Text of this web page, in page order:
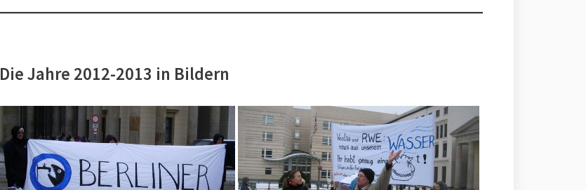
Die Jahre 2012-2013 in Bildern